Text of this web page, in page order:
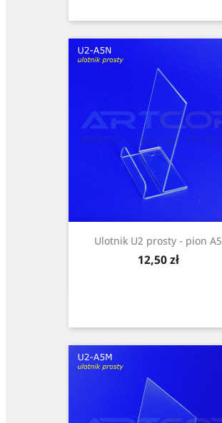
Ulotnik U2 prosty - pion A5
Cena
12,50 zł